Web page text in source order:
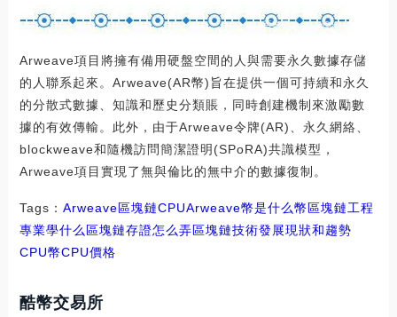
Arweave項目將擁有備用硬盤空間的人與需要永久數據存儲
的人聯系起來。Arweave(AR幣)旨在提供一個可持續和永久
的分散式數據、知識和歷史分類賬，同時創建機制來激勵數
據的有效傳輸。此外，由于Arweave令牌(AR)、永久網絡、
blockweave和隨機訪問簡潔證明(SPoRA)共識模型，
Arweave項目實現了無與倫比的無中介的數據復制。
Tags： Arweave區塊鏈CPUArweave幣是什么幣區塊鏈工程
專業學什么 區塊鏈存證怎么弄區塊鏈技術發展現狀和趨勢
CPU幣CPU價格
酷幣交易所